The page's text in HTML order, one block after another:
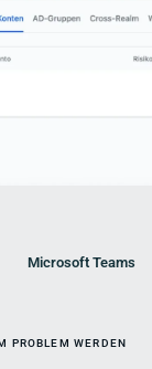
Microsoft Teams
PROBLEM WERDEN